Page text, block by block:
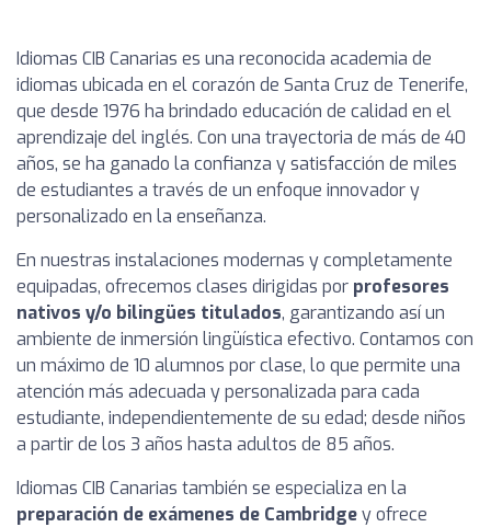
Idiomas CIB Canarias es una reconocida academia de
idiomas ubicada en el corazón de Santa Cruz de Tenerife,
que desde 1976 ha brindado educación de calidad en el
aprendizaje del inglés. Con una trayectoria de más de 40
años, se ha ganado la confianza y satisfacción de miles
de estudiantes a través de un enfoque innovador y
personalizado en la enseñanza.
En nuestras instalaciones modernas y completamente
equipadas, ofrecemos clases dirigidas por profesores
nativos y/o bilingües titulados, garantizando así un
ambiente de inmersión lingüística efectivo. Contamos con
un máximo de 10 alumnos por clase, lo que permite una
atención más adecuada y personalizada para cada
estudiante, independientemente de su edad; desde niños
a partir de los 3 años hasta adultos de 85 años.
Idiomas CIB Canarias también se especializa en la
preparación de exámenes de Cambridgey ofrece